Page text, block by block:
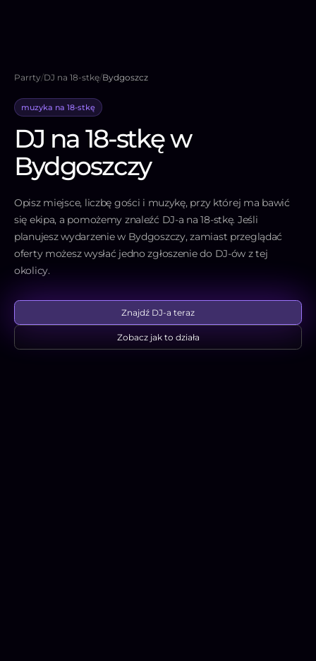
Parrty/DJ na 18-stkę/Bydgoszcz
muzyka na 18-stkę
DJ na 18-stkę w
Bydgoszczy
Opisz miejsce, liczbę gości i muzykę, przy której ma bawić
się ekipa, a pomożemy znaleźć DJ-a na 18-stkę. Jeśli
planujesz wydarzenie w Bydgoszczy, zamiast przeglądać
oferty możesz wysłać jedno zgłoszenie do DJ-ów z tej
okolicy.
Znajdź DJ-a teraz
Zobacz jak to działa